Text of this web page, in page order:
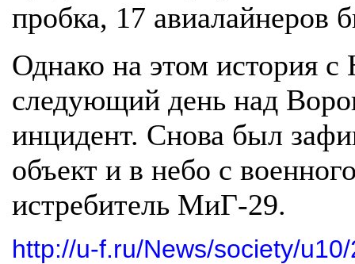
пробка, 17 авиалайнеров
Однако на этом история
следующий день над
инцидент. Снова был
объект и в небо с
истребитель МиГ-29.
http://u-f.ru/News/society/